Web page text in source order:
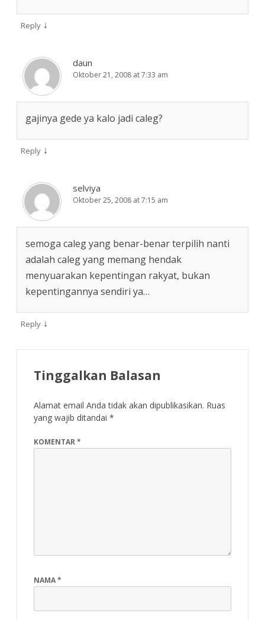
Reply ↓
daun
Oktober 21, 2008 at 7:33 am
gajinya gede ya kalo jadi caleg?
Reply ↓
selviya
Oktober 25, 2008 at 7:15 am
semoga caleg yang benar-benar terpilih nanti
adalah caleg yang memang hendak
menyuarakan kepentingan rakyat, bukan
kepentingannya sendiri ya…
Reply ↓
Tinggalkan Balasan
Alamat email Anda tidak akan dipublikasikan. Ruas
yang wajib ditandai *
KOMENTAR*
NAMA*